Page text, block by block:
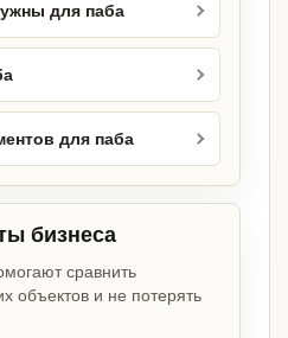
для паба
для паба
бизнеса
сравнить
объектов и не потерять